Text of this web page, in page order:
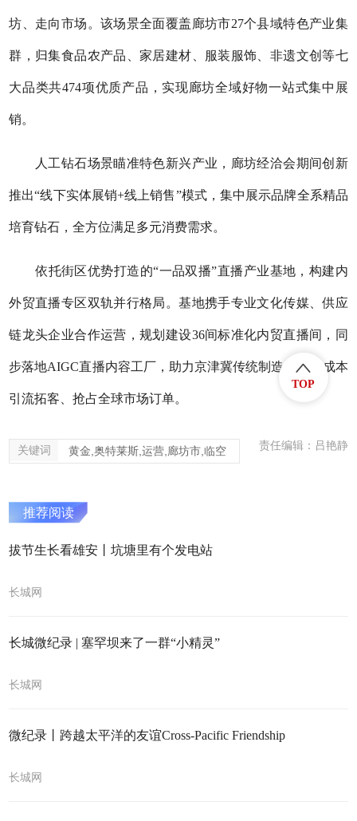
坊、走向市场。该场景全面覆盖廊坊市27个县域特色产业集
群，归集食品农产品、家居建材、服装服饰、非遗文创等七
大品类共474项优质产品，实现廊坊全域好物一站式集中展
销。
人工钻石场景瞄准特色新兴产业，廊坊经洽会期间创新
推出“线下实体展销+线上销售”模式，集中展示品牌全系精品
培育钻石，全方位满足多元消费需求。
依托街区优势打造的“一品双播”直播产业基地，构建内
外贸直播专区双轨并行格局。基地携手专业文化传媒、供应
链龙头企业合作运营，规划建设36间标准化内贸直播间，同
步落地AIGC直播内容工厂，助力京津冀传统制造企业低成本
引流拓客、抢占全球市场订单。
关键词 黄金,奥特莱斯,运营,廊坊市,临空 责任编辑：吕艳静
推荐阅读
拔节生长看雄安丨坑塘里有个发电站
长城网
长城微纪录 | 塞罕坝来了一群“小精灵”
长城网
微纪录丨跨越太平洋的友谊Cross-Pacific Friendship
长城网
TOP